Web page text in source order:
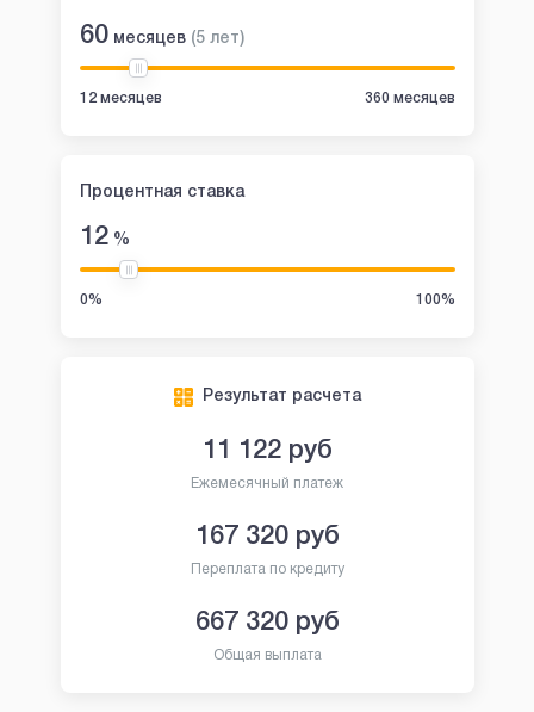
60 месяцев (5 лет)
12 месяцев 360 месяцев
Процентная ставка
12%
0% 100%
Результат расчета
11 122руб
Ежемесячный платеж
167 320руб
Переплата по кредиту
667 320руб
Общая выплата